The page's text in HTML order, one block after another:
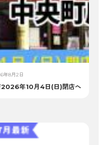
年8月2日
2026年10月4日(日)閉店へ